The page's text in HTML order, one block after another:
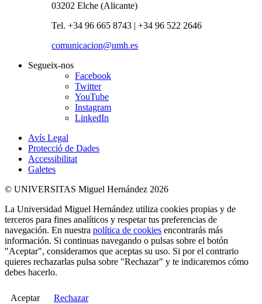
03202 Elche (Alicante)
Tel. +34 96 665 8743 | +34 96 522 2646
comunicacion@umh.es
Segueix-nos
Facebook
Twitter
YouTube
Instagram
LinkedIn
Avís Legal
Protecció de Dades
Accessibilitat
Galetes
© UNIVERSITAS Miguel Hernández 2026
La Universidad Miguel Hernández utiliza cookies propias y de
terceros para fines analíticos y respetar tus preferencias de
navegación. En nuestra política de cookies encontrarás más
información. Si continuas navegando o pulsas sobre el botón
"Aceptar", consideramos que aceptas su uso. Si por el contrario
quieres rechazarlas pulsa sobre "Rechazar" y te indicaremos cómo
debes hacerlo.
Aceptar Rechazar